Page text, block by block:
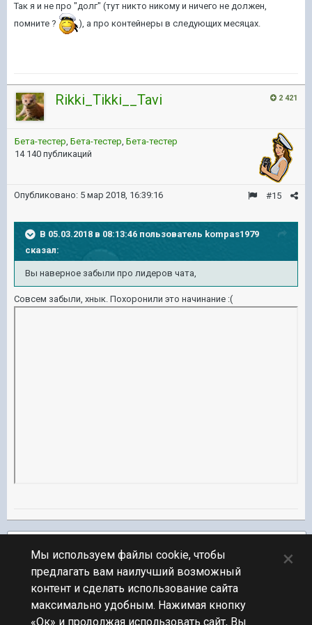
Так я и не про "долг" (тут никто никому и ничего не должен,
помните ?
), а про контейнеры в следующих месяцах.
2 421
Rikki_Tikki__Tavi
Бета-тестер, Бета-тестер, Бета-тестер
14 140 публикаций
#15
Опубликовано: 5 мар 2018, 16:39:16
В 05.03.2018 в 08:13:46 пользователь kompas1979
сказал:
Вы наверное забыли про лидеров чата,
Совсем забыли, хнык. Похоронили это начинание :(
ПЕРЕЙТИ К СПИСКУ ТЕМ
Флудилка
Мы используем файлы cookie, чтобы
предлагать вам наилучший возможный
контент и сделать использование сайта
максимально удобным. Нажимая кнопку
«Ок» и продолжая использовать сайт, Вы
×